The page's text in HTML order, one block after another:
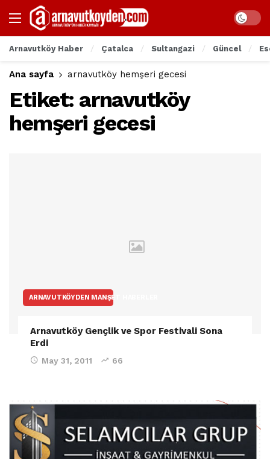
Arnavutköy Haber Çatalca Sultangazi Güncel
Ana sayfa arnavutköy hemşeri gecesi
Etiket: arnavutköy
hemşeri gecesi
ARNAVUTKÖYDEN MANŞET HABERLER
Arnavutköy Gençlik ve Spor Festivali Sona
Erdi
May 31, 2011 66